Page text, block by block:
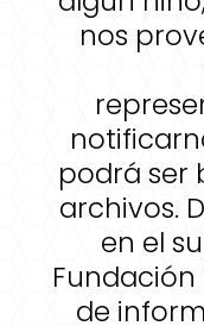
nos
podrá ser
archivos.
en el
de